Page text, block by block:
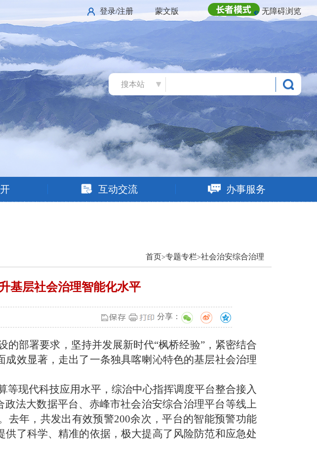
登录/注册 蒙文版 无障碍浏览
搜本站
互动交流 办事服务
首页>专题专栏>社会治安综合治理
基层社会治理智能化水平
分享：
的部署要求，坚持并发展新时代“枫桥经验”，紧密结合
效显著，走出了一条独具喀喇沁特色的基层社会治理
等现代科技应用水平，综治中心指挥调度平台整合接入
政法大数据平台、赤峰市社会治安综合治理平台等线上
去年 ， 共发出有效预警200余次 ，平台的智能预警功能
了科学、精准的依据，极大提高了风险防范和应急处